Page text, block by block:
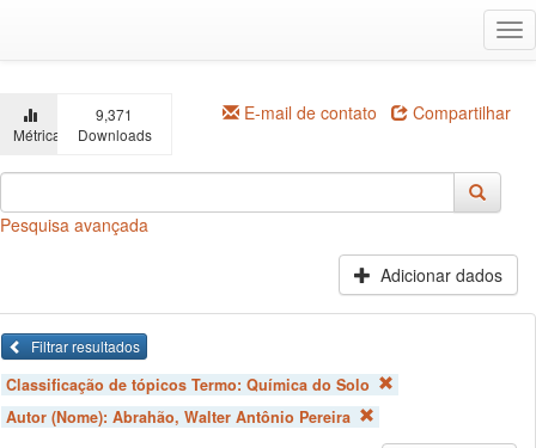
principal
Métricas
9,371
Downloads
E-mail de contato Compartilhar
Pesquisa avançada
Adicionar dados
Filtrar resultados
Classificação de tópicos Termo: Química do Solo
Autor (Nome): Abrahão, Walter Antônio Pereira